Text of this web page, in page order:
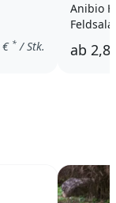
€ * / Stk.
Anibio
ab